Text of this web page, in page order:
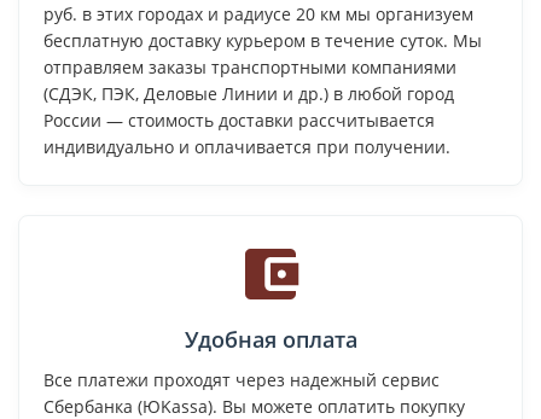
руб. в этих городах и радиусе 20 км мы организуем
бесплатную доставку курьером в течение суток. Мы
отправляем заказы транспортными компаниями
(СДЭК, ПЭК, Деловые Линии и др.) в любой город
России — стоимость доставки рассчитывается
индивидуально и оплачивается при получении.
Удобная оплата
Все платежи проходят через надежный сервис
Сбербанка (ЮKassa). Вы можете оплатить покупку